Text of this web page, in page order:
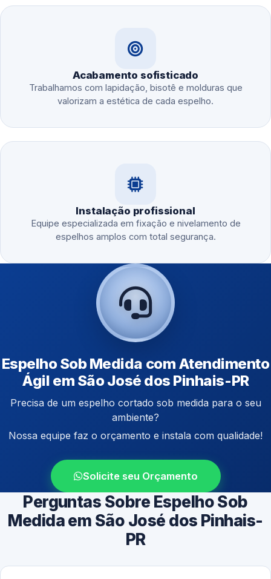
Acabamento sofisticado
Trabalhamos com lapidação, bisotê e molduras que
valorizam a estética de cada espelho.
Instalação profissional
Equipe especializada em fixação e nivelamento de
espelhos amplos com total segurança.
Espelho Sob Medida com Atendimento
Ágil em São José dos Pinhais-PR
Precisa de um espelho cortado sob medida para o seu
ambiente?
Nossa equipe faz o orçamento e instala com qualidade!
Solicite seu Orçamento
Perguntas Sobre Espelho Sob
Medida em São José dos Pinhais-
PR